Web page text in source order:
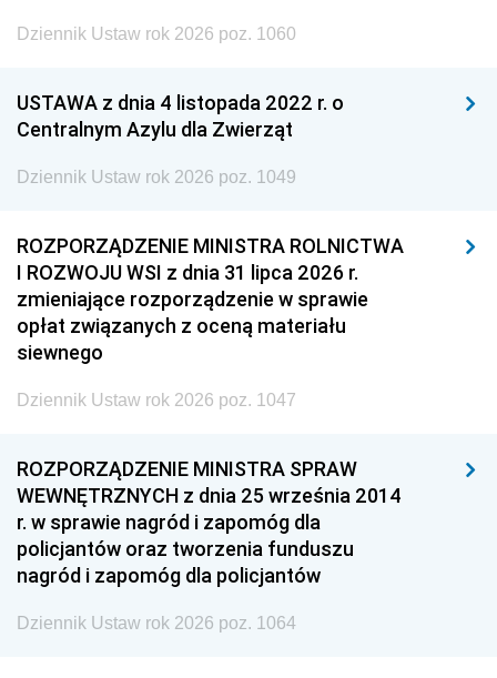
Dziennik Ustaw rok 2026 poz. 1060
USTAWA z dnia 4 listopada 2022 r. o
Centralnym Azylu dla Zwierząt
Dziennik Ustaw rok 2026 poz. 1049
ROZPORZĄDZENIE MINISTRA ROLNICTWA
I ROZWOJU WSI z dnia 31 lipca 2026 r.
zmieniające rozporządzenie w sprawie
opłat związanych z oceną materiału
siewnego
Dziennik Ustaw rok 2026 poz. 1047
ROZPORZĄDZENIE MINISTRA SPRAW
WEWNĘTRZNYCH z dnia 25 września 2014
r. w sprawie nagród i zapomóg dla
policjantów oraz tworzenia funduszu
nagród i zapomóg dla policjantów
Dziennik Ustaw rok 2026 poz. 1064